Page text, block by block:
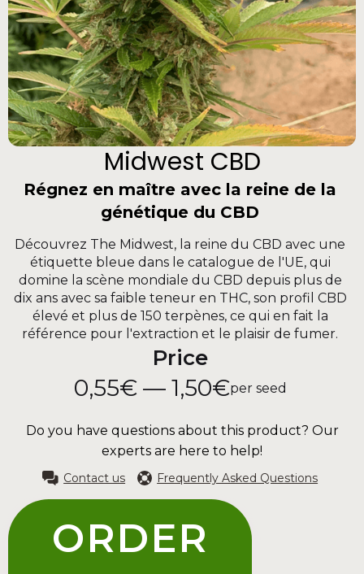
Midwest CBD
Régnez en maître avec la reine de la
génétique du CBD
Découvrez The Midwest, la reine du CBD avec une
étiquette bleue dans le catalogue de l'UE, qui
domine la scène mondiale du CBD depuis plus de
dix ans avec sa faible teneur en THC, son profil CBD
élevé et plus de 150 terpènes, ce qui en fait la
référence pour l'extraction et le plaisir de fumer.
Price
0,55€ — 1,50€per seed
Do you have questions about this product? Our
experts are here to help!
Contact us Frequently Asked Questions
ORDER